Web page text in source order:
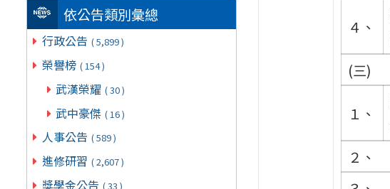
依公告類別彙總
行政公告 ( 5,899 )
榮譽榜 ( 154 )
武漢榮耀 ( 30 )
武中豪傑 ( 16 )
人事公告 ( 589 )
進修研習 ( 2,607 )
獎學金公告 ( 33 )
４、
(三)
１、
２、